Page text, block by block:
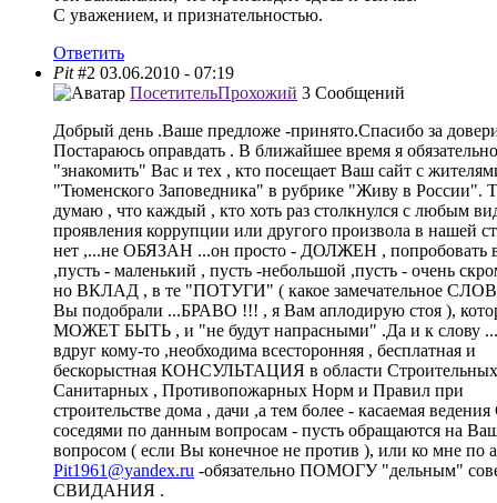
С уважением, и признательностью.
Ответить
Pit #2 03.06.2010 - 07:19
ПосетительПрохожий 3 Сообщений
Добрый день .Ваше предложе -принято.Спасибо за
Постараюсь оправдать . В ближайшее время я
"знакомить" Вас и тех , кто посещает Ваш сайт с
"Тюменского Заповедника" в рубрике "Живу в России".
думаю , что каждый , кто хоть раз столкнулся с любым
проявления коррупции или другого произвола в нашей
нет ,...не ОБЯЗАН ...он просто - ДОЛЖЕН , попробовать
,пусть - маленький , пусть -небольшой ,пусть - очень
но ВКЛАД , в те "ПОТУГИ" ( какое замечательное
Вы подобрали ...БРАВО !!! , я Вам аплодирую стоя ),
МОЖЕТ БЫТЬ , и "не будут напрасными" .Да и к слову
вдруг кому-то ,необходима всесторонняя , бесплатная и
бескорыстная КОНСУЛЬТАЦИЯ в области
Санитарных , Противопожарных Норм и Правил при
строительстве дома , дачи ,а тем более - касаемая
соседями по данным вопросам - пусть обращаются на
вопросом ( если Вы конечное не против ), или ко мне по
Pit1961@yandex.ru -обязательно ПОМОГУ "дельным"
СВИДАНИЯ .